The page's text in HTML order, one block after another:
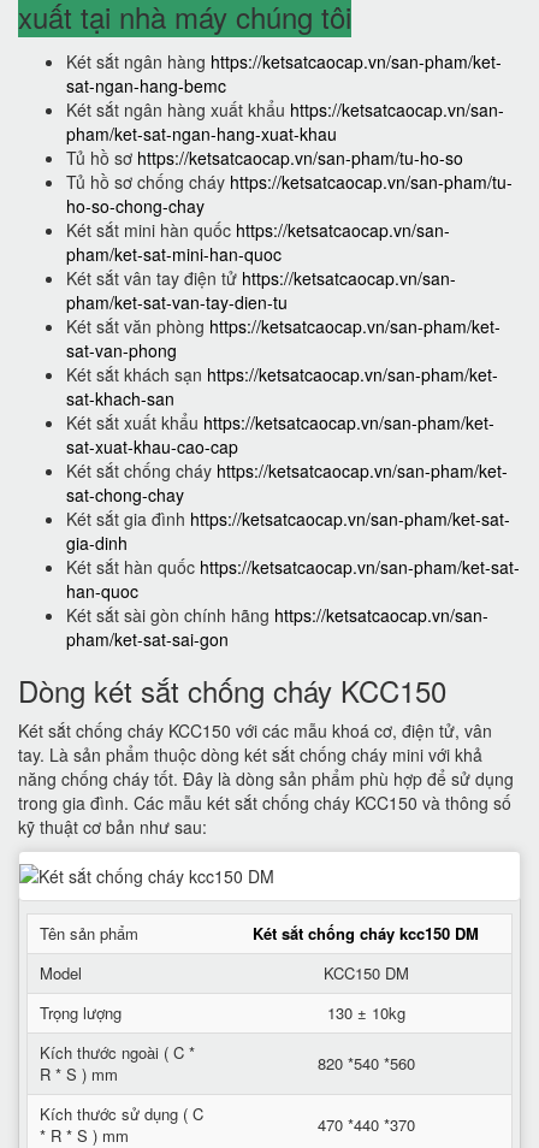
xuất tại nhà máy chúng tôi
Két sắt ngân hàng https://ketsatcaocap.vn/san-pham/ket-
sat-ngan-hang-bemc
Két sắt ngân hàng xuất khẩu https://ketsatcaocap.vn/san-
pham/ket-sat-ngan-hang-xuat-khau
Tủ hồ sơ https://ketsatcaocap.vn/san-pham/tu-ho-so
Tủ hồ sơ chống cháy https://ketsatcaocap.vn/san-pham/tu-
ho-so-chong-chay
Két sắt mini hàn quốc https://ketsatcaocap.vn/san-
pham/ket-sat-mini-han-quoc
Két sắt vân tay điện tử https://ketsatcaocap.vn/san-
pham/ket-sat-van-tay-dien-tu
Két sắt văn phòng https://ketsatcaocap.vn/san-pham/ket-
sat-van-phong
Két sắt khách sạn https://ketsatcaocap.vn/san-pham/ket-
sat-khach-san
Két sắt xuất khẩu https://ketsatcaocap.vn/san-pham/ket-
sat-xuat-khau-cao-cap
Két sắt chống cháy https://ketsatcaocap.vn/san-pham/ket-
sat-chong-chay
Két sắt gia đình https://ketsatcaocap.vn/san-pham/ket-sat-
gia-dinh
Két sắt hàn quốc https://ketsatcaocap.vn/san-pham/ket-sat-
han-quoc
Két sắt sài gòn chính hãng https://ketsatcaocap.vn/san-
pham/ket-sat-sai-gon
Dòng két sắt chống cháy KCC150
Két sắt chống cháy KCC150 với các mẫu khoá cơ, điện tử, vân
tay. Là sản phẩm thuộc dòng két sắt chống cháy mini với khả
năng chống cháy tốt. Đây là dòng sản phẩm phù hợp để sử dụng
trong gia đình. Các mẫu két sắt chống cháy KCC150 và thông số
kỹ thuật cơ bản như sau:
Tên sản phẩm
Két sắt chống cháy kcc150 DM
Model
KCC150 DM
Trọng lượng
130 ± 10kg
Kích thước ngoài ( C *
R * S ) mm
820 *540 *560
Kích thước sử dụng ( C
* R * S ) mm
470 *440 *370